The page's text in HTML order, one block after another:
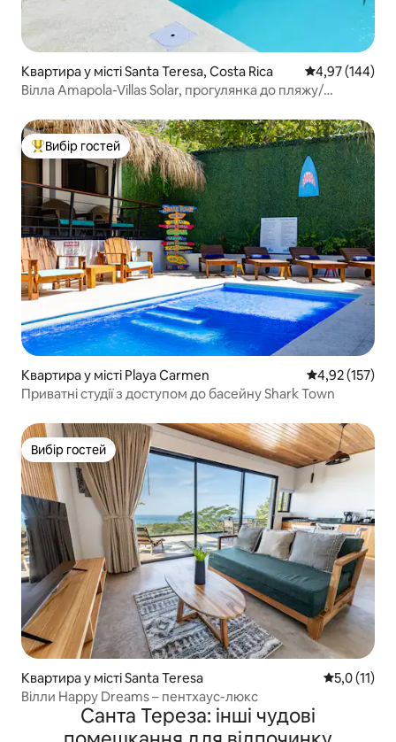
Квартира у місті Santa Teresa, Costa Rica Середня
4,97 (144)
Вілла Amapola-Villas Solar, прогулянка до пляжу/
Топ вибір гостей
Вибір гостей
Квартира у місті Playa Carmen Середня
4,92 (157)
Приватні студії з доступом до басейну Shark Town
Вибір гостей
Вибір гостей
Квартира у місті Santa Teresa Середня
5,0 (11)
Вілли Happy Dreams – пентхаус-люкс
Санта Тереза: інші чудові